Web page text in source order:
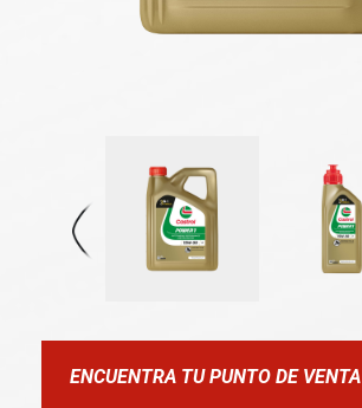
ENCUENTRA TU PUNTO DE VENTA